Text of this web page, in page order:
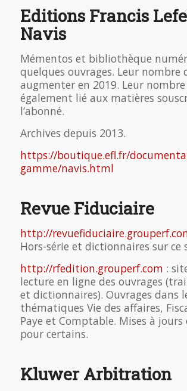
Editions Francis
Navis
Mémentos et bibliothèque
quelques ouvrages. Leur nombre
augmenter en 2019. Leur
également lié aux matières
l’abonné.
Archives depuis 2013.
https://boutique.efl.fr/
gamme/navis.html
Revue Fiduciaire
http://
Hors-série et dictionnaires sur ce
http://rfedition.grouperf.com :
lecture en ligne des ouvrages
et dictionnaires). Ouvrages dans
thématiques Vie des affaires,
Paye et Comptable. Mises à
pour certains.
Kluwer Arbitration